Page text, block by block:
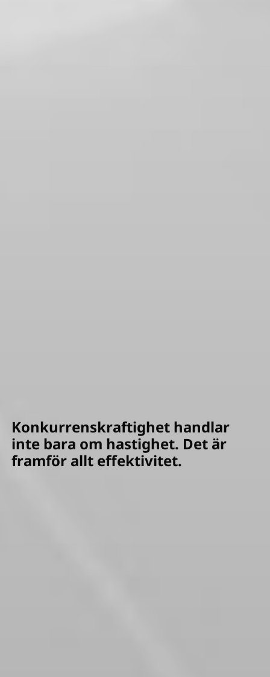
Konkurrenskraftighet handlar
inte bara om hastighet. Det är
framför allt effektivitet.